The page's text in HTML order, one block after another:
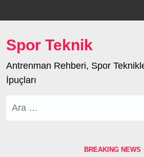
to
Spor Teknik
Antrenman Rehberi, Spor
İpuçları
Arama:
BREAKING NEWS